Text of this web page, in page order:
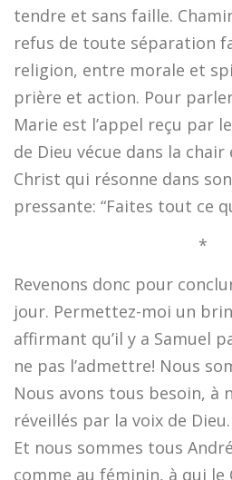
tendre et sans faille.
refus de toute séparation
religion, entre morale et
prière et action. Pour
Marie est l’appel reçu par
de Dieu vécue dans la
Christ qui résonne dans
pressante: “Faites tout ce
*
Revenons donc pour
jour. Permettez-moi un
affirmant qu’il y a Samuel
ne pas l’admettre! Nous
Nous avons tous besoin, à
réveillés par la voix de Dieu.
Et nous sommes tous
comme au féminin, à qui le